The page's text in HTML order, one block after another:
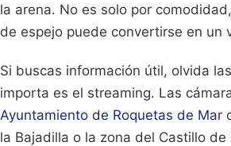
la arena. No es solo por
de espejo puede convertirse en un
Si buscas información útil, olvida
importa es el streaming. Las
Ayuntamiento de Roquetas de Mar
la Bajadilla o la zona del Castillo